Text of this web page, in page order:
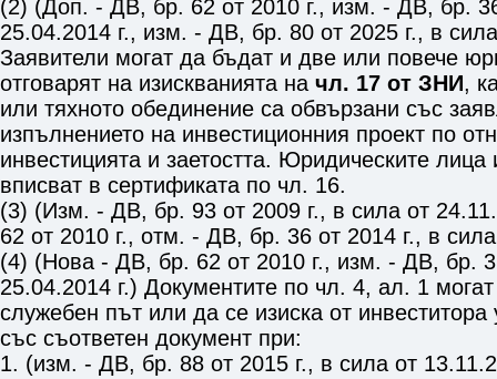
(2) (Доп. - ДВ, бр. 62 от 2010 г., изм. - ДВ, бр.
25.04.2014 г., изм. - ДВ, бр. 80 от 2025 г., в
Заявители могат да бъдат и две или повече
отговарят на изискванията на чл. 17 от ЗНИ,
или тяхното обединение са обвързани със
изпълнението на инвестиционния проект по
инвестицията и заетостта. Юридическите
вписват в сертификата по чл. 16.
(3) (Изм. - ДВ, бр. 93 от 2009 г., в сила от
62 от 2010 г., отм. - ДВ, бр. 36 от 2014 г., в
(4) (Нова - ДВ, бр. 62 от 2010 г., изм. - ДВ, бр.
25.04.2014 г.) Документите по чл. 4, ал. 1
служебен път или да се изиска от инвеститора
със съответен документ при:
1. (изм. - ДВ, бр. 88 от 2015 г., в сила от